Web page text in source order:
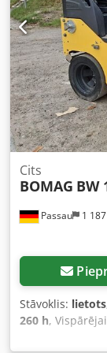
Passau 1
Cits
BOMAG BW
Stāvoklis: lietots
260 h,
labs.